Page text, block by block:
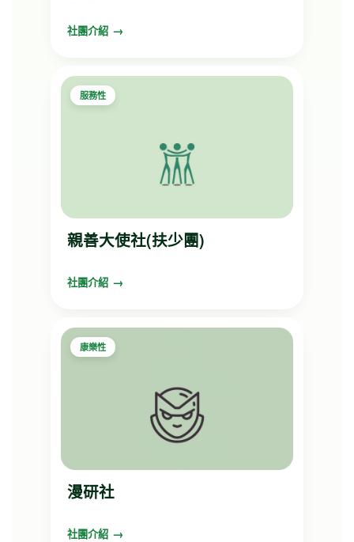
社團介紹
服務性
親善大使社(扶少團)
社團介紹
康樂性
漫研社
社團介紹